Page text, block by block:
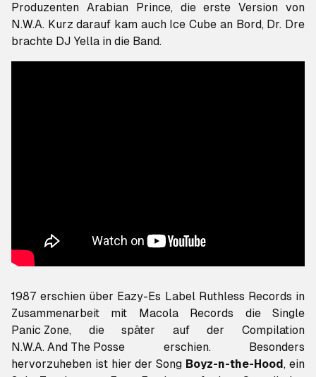
Produzenten Arabian Prince, die erste Version von
N.W.A. Kurz darauf kam auch Ice Cube an Bord, Dr. Dre
brachte DJ Yella in die Band.
1987 erschien über Eazy-Es Label Ruthless Records in
Panic Zone
N.W.A. And The Posse erschien. Besonders
hervorzuheben ist hier der Song Boyz-n-the-Hood , ein